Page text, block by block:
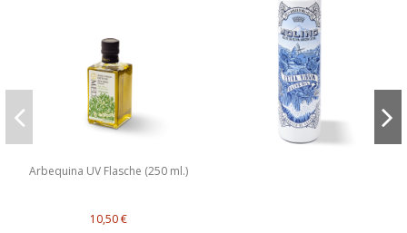
Arbequina UV Flasche (250 ml.)
10,50 €